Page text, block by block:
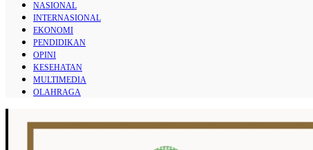
NASIONAL
INTERNASIONAL
EKONOMI
PENDIDIKAN
OPINI
KESEHATAN
MULTIMEDIA
OLAHRAGA